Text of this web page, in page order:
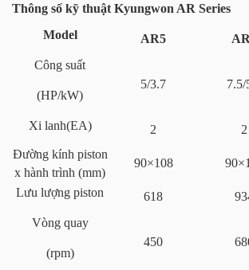
Thông số kỹ thuật Kyungwon AR Series
Model
AR5
Công suất
(HP/kW)
5/3.7 7.5/
Xi lanh(EA) 2 2
Đường kính piston
x hành trình (mm)
90×108
Lưu lượng piston 618
Vòng quay
(rpm)
450